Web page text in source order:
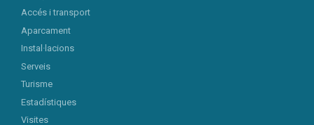
Accés i transport
Aparcament
Instal·lacions
Serveis
Turisme
Estadístiques
Visites